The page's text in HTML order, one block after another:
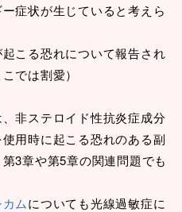
症状が生じていると考えら
こる恐れについて報告され
では割愛）
非ステロイド性抗炎症成分
用時に起こる恐れのある副
3章や第5章の関連問題でも
ムについても光線過敏症に